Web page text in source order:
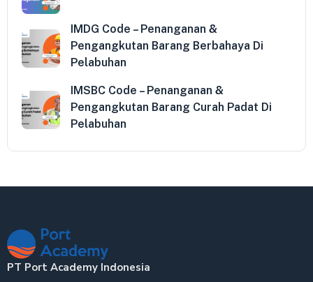
IMDG Code – Penanganan &
Pengangkutan Barang Berbahaya Di
Pelabuhan
IMSBC Code – Penanganan &
Pengangkutan Barang Curah Padat Di
Pelabuhan
PT Port Academy Indonesia